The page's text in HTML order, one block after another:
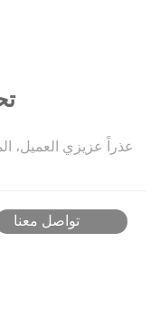
عذراً عزيزي العميل،
تواصل معنا